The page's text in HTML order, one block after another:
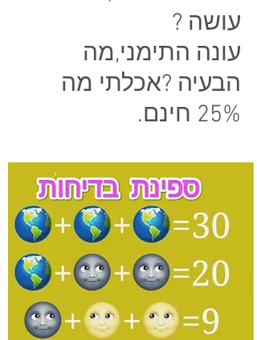
עושה ?
עונה התימני,מה
הבעיה ?אכלתי מה
25% חינם.